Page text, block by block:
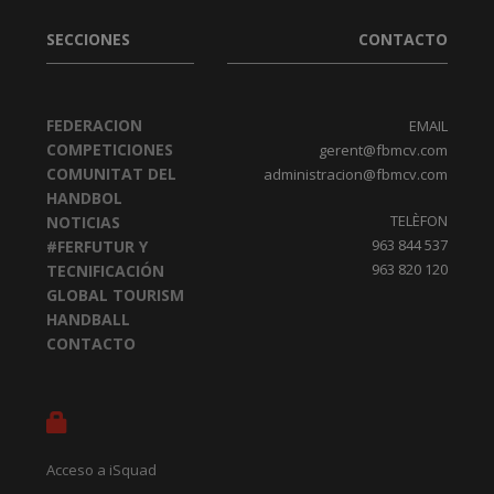
SECCIONES
FEDERACION
COMPETICIONES
COMUNITAT DEL
HANDBOL
NOTICIAS
#FERFUTUR Y
TECNIFICACIÓN
GLOBAL TOURISM
HANDBALL
CONTACTO
Acceso a iSquad
CONTACTO
EMAIL
gerent@fbmcv.com
administracion@fbmcv.com
TELÈFON
963 844 537
963 820 120